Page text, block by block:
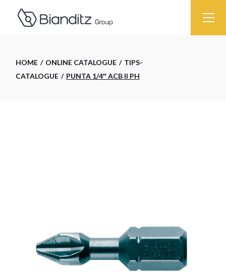
HOME ONLINE CATALOGUE
TIPS-
CATALOGUE
PUNTA 1/4″ ACB II PH